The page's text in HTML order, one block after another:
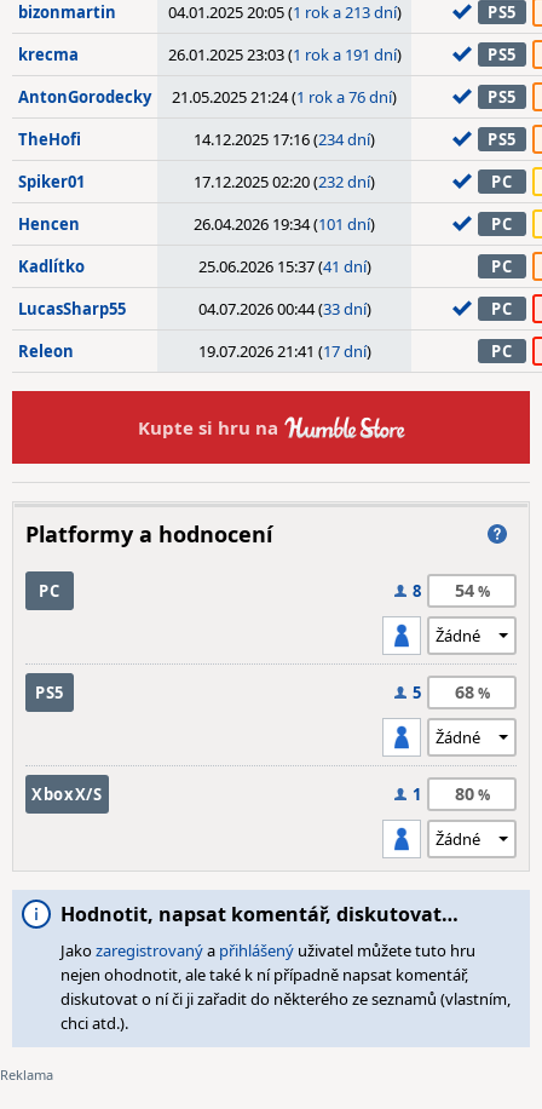
bizonmartin
04.01.2025 20:05 (1 rok a 213 dní)
PS5
krecma
26.01.2025 23:03 (1 rok a 191 dní)
PS5
AntonGorodecky
21.05.2025 21:24 (1 rok a 76 dní)
PS5
TheHofi
14.12.2025 17:16 (234 dní)
PS5
Spiker01
17.12.2025 02:20 (232 dní)
PC
Hencen
26.04.2026 19:34 (101 dní)
PC
Kadlítko
25.06.2026 15:37 (41 dní)
PC
LucasSharp55
04.07.2026 00:44 (33 dní)
PC
Releon
19.07.2026 21:41 (17 dní) PC
Kupte si hru na
Platformy a hodnocení
PC 8 54
PS5 5 68
XboxX/S 1 80
Hodnotit, napsat komentář, diskutovat…
Jakozaregistrovanýa přihlášený uživatel můžete tuto hru
nejen ohodnotit, ale také k ní případně napsat komentář,
diskutovat o ní či ji zařadit do některého ze seznamů (vlastním,
chci atd.).